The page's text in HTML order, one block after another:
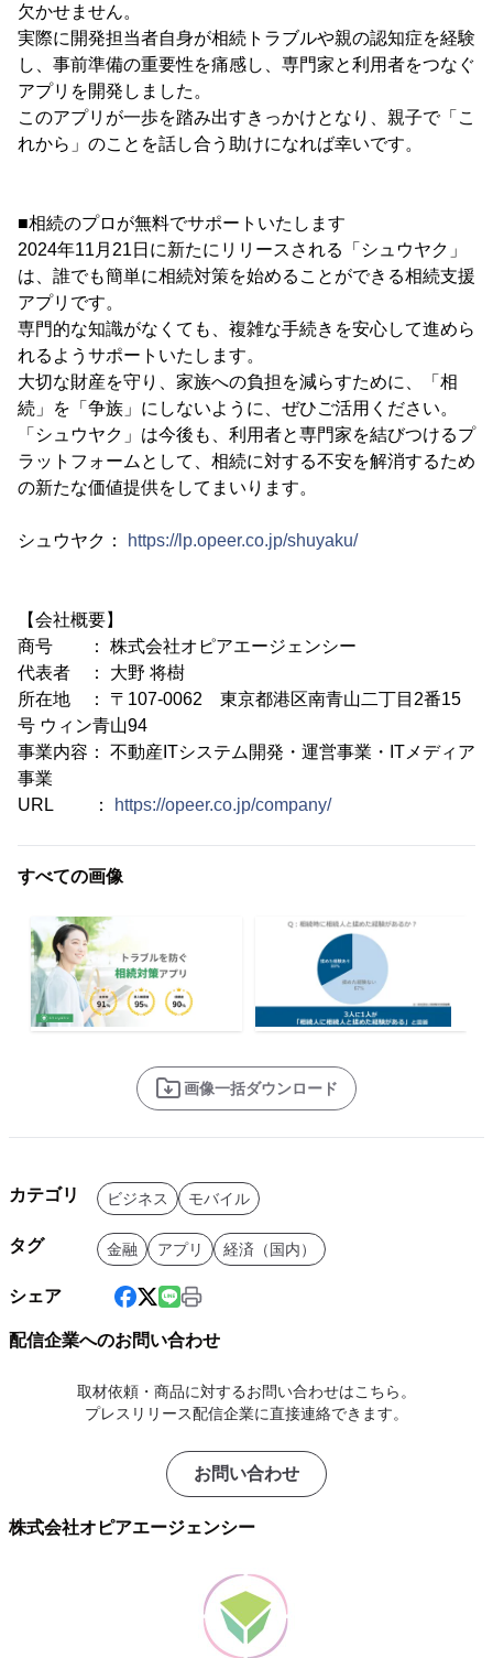
欠かせません。
実際に開発担当者自身が相続トラブルや親の認知症を経験
し、事前準備の重要性を痛感し、専門家と利用者をつなぐ
アプリを開発しました。
このアプリが一歩を踏み出すきっかけとなり、親子で「こ
れから」のことを話し合う助けになれば幸いです。
■相続のプロが無料でサポートいたします
2024年11月21日に新たにリリースされる「シュウヤク」
は、誰でも簡単に相続対策を始めることができる相続支援
アプリです。
専門的な知識がなくても、複雑な手続きを安心して進めら
れるようサポートいたします。
大切な財産を守り、家族への負担を減らすために、「相
続」を「争族」にしないように、ぜひご活用ください。
「シュウヤク」は今後も、利用者と専門家を結びつけるプ
ラットフォームとして、相続に対する不安を解消するため
の新たな価値提供をしてまいります。
シュウヤク： https://lp.opeer.co.jp/shuyaku/
【会社概要】
商号 ： 株式会社オピアエージェンシー
代表者 ： 大野 将樹
所在地 ： 〒107-0062 東京都港区南青山二丁目2番15
号 ウィン青山94
事業内容： 不動産ITシステム開発・運営事業・ITメディア
事業
URL ：
https://opeer.co.jp/company/
すべての画像
画像一括ダウンロード
カテゴリ ビジネス モバイル
タグ 金融 アプリ 経済（国内）
シェア
配信企業へのお問い合わせ
取材依頼・商品に対するお問い合わせはこちら。
プレスリリース配信企業に直接連絡できます。
お問い合わせ
株式会社オピアエージェンシー